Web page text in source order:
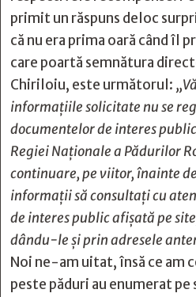
primit un răspuns deloc
că nu era prima oară când îl
care poartă semnătura
Chiriloiu, este următorul:
informațiile solicitate nu se
documentelor de interes
Regiei Naționale a Pădurilor
continuare, pe viitor, înainte
informații să consultați cu
de interes public afișată pe
dându-le și prin adresele
Noi ne-am uitat, însă ce am
peste păduri au enumerat